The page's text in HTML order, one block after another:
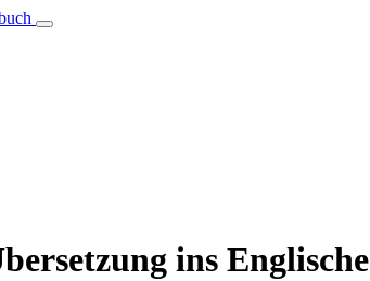
ins Englische